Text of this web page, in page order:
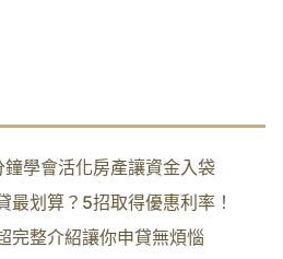
學會活化房產讓資金入袋
最划算？5招取得優惠利率！
完整介紹讓你申貸無煩惱